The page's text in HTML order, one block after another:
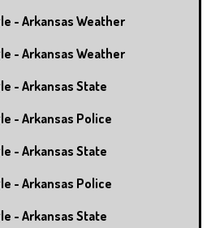
- Arkansas Weather
- Arkansas Weather
- Arkansas State
- Arkansas Police
- Arkansas State
- Arkansas Police
- Arkansas State